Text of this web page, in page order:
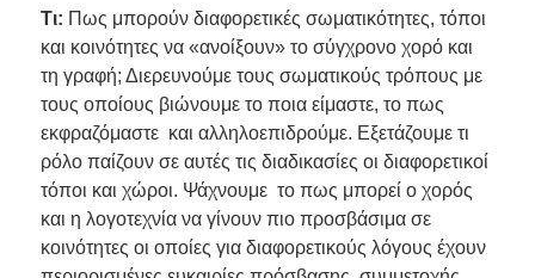
Τι: Πως μπορούν διαφορετικές σωματικότητες, τόποι
και κοινότητες να «ανοίξουν» το σύγχρονο χορό και
τη γραφή; Διερευνούμε τους σωματικούς τρόπους με
τους οποίους βιώνουμε το ποια είμαστε, το πως
εκφραζόμαστε και αλληλοεπιδρούμε. Εξετάζουμε τι
ρόλο παίζουν σε αυτές τις διαδικασίες οι διαφορετικοί
τόποι και χώροι. Ψάχνουμε το πως μπορεί ο χορός
και η λογοτεχνία να γίνουν πιο προσβάσιμα σε
κοινότητες οι οποίες για διαφορετικούς λόγους έχουν